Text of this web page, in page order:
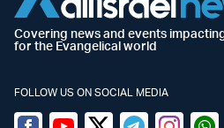
Covering news and events
for the Evangelical world
FOLLOW US ON SOCIAL MEDIA